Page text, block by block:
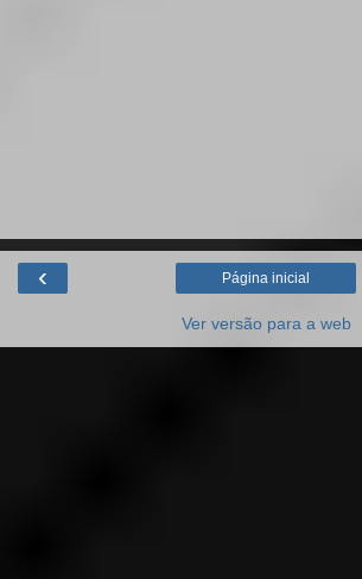
‹ Página inicial
Ver versão para a web